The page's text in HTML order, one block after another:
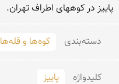
پاییز در كوههای اطراف تهران.
دسته‌بندی کوه‌ها و قله‌ها
کلید‌واژه پاییز